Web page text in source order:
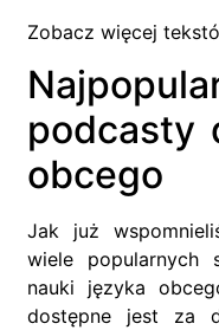
Zobacz więcej
podcasty
obcego
Jak już
wiele popularnych
nauki języka
dostępne jest za